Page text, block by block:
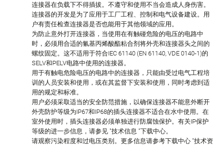
连接器在负载下不得插拔。不遵守和使用不当会造成人身伤害。
连接器的开发是为了应用于工厂工程、控制和电气设备建设。用
户有责任检查连接器是否也能用于其他领域的应用。
为防止意外打开连接器，当使用在有触碰危险的电压的电路中
时，必须用合适的氰基丙烯酸酯粘合剂将外壳和连接器头之间的
螺纹固定。这不适用于符合IEC 61140 (EN 61140, VDE 0140-1)的
SELV和PELV电路中使用的连接器。
用于有触电危险电压的电路中的连接器，只能由受过电气工程培
训的人员安装和使用，或在其监督下安装和使用，同时考虑到适
用的规定和标准。
用户必须采取适当的安全防范措施，以确保连接器不能意外断开
外壳防护等级为IP67和IP68的插头连接器不适合在水中使用。在
室外使用时，插头连接器必须单独进行防腐蚀保护。有关IP保护
等级的进一步信息，请参见 "技术信息 "下载中心。
请观察污染程度和过电压类别。更多信息请参考下载中心 "技术资